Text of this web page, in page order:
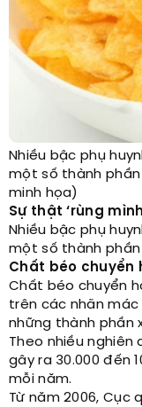
Nhiều bậc phụ
một số thành
minh họa)
Sự thật ‘rùng
Nhiều bậc phụ
một số thành
Chất béo chuyển
Chất béo chuyển
trên các nhãn
những thành phần
Theo nhiều nghiên
gây ra 30.000 đến
mỗi năm.
Từ năm 2006, Cục